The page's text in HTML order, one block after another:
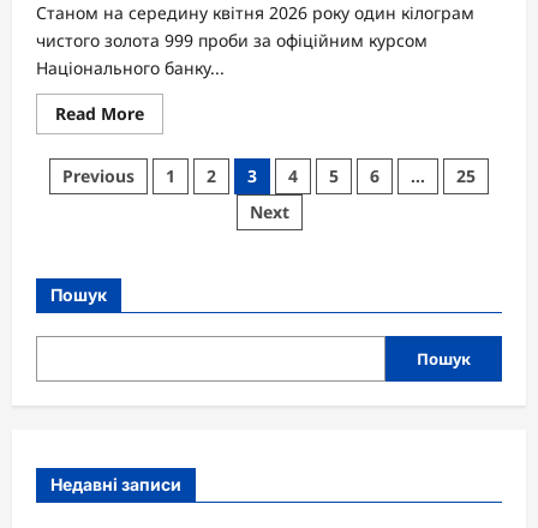
Станом на середину квітня 2026 року один кілограм
чистого золота 999 проби за офіційним курсом
Національного банку...
Read MoreRead
more
Скільки
коштує
1
та
повний
Пагінація
Previous 1 2 3 4 5 6 …
25
Next
Пошук
Пошук
Недавні записи